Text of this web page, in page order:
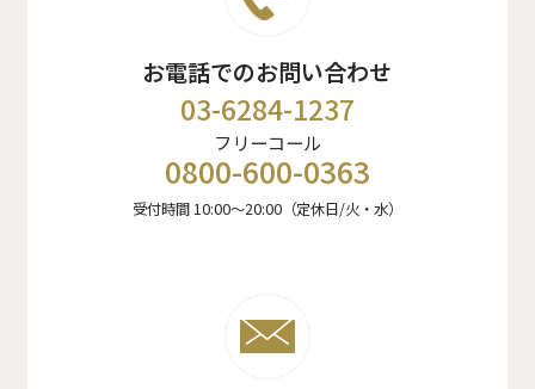
お電話でのお問い合わせ
03-6284-1237
フリーコール
0800-600-0363
受付時間 10:00〜20:00（定休日/火・水）